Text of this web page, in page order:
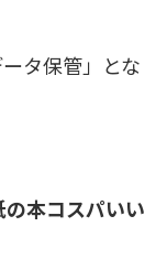
タ保管」とな
の本コスパいい